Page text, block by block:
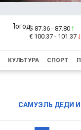
$ 87.36 - 87.80
€ 100.37 - 101.37
КУЛЬТУРА СПОРТ
САМУЭЛЬ ДЕДИ